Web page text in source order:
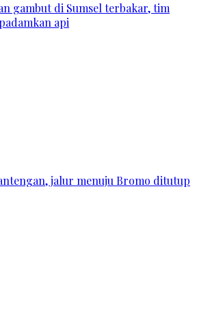
gambut di Sumsel terbakar, tim
api
jalur menuju Bromo ditutup